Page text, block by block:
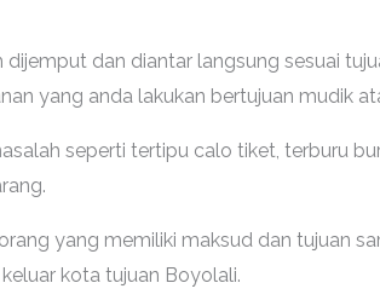
dan diantar langsung sesuai
yang anda lakukan bertujuan mudik
seperti tertipu calo tiket, terburu
yang memiliki maksud dan tujuan
kota tujuan Boyolali.